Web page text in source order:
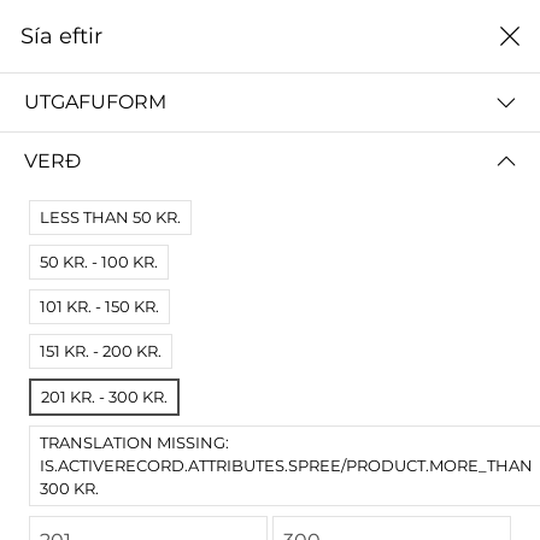
0
ALLT STOFNUN VIGDÍSAR FINNBOGADÓTTUR
Sía eftir
Engar niðurstöður
Engar vörur fundust fyrir þessa síðu.
Prófaðu víðari skilyrði.
Sía eftir
UTGAFUFORM
VERÐ
LESS THAN 50 KR.
50 KR. - 100 KR.
101 KR. - 150 KR.
151 KR. - 200 KR.
201 KR. - 300 KR.
TRANSLATION MISSING:
IS.ACTIVERECORD.ATTRIBUTES.SPREE/PRODUCT.MORE_THAN
300 KR.